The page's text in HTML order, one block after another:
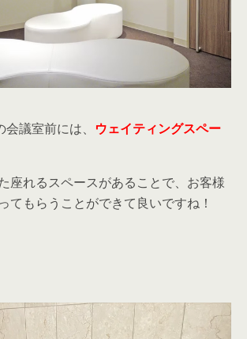
議室前には、 ウェイティングスペー
座れるスペースがあることで、お客様
てもらうことができて良いですね！